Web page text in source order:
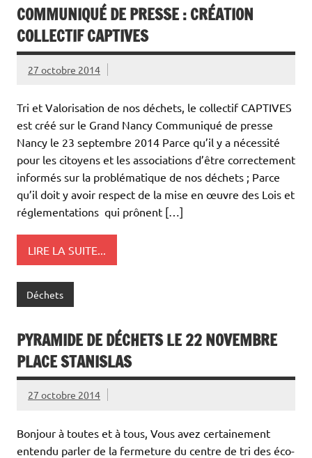
COMMUNIQUÉ DE PRESSE : CRÉATION
COLLECTIF CAPTIVES
27 octobre 2014
Tri et Valorisation de nos déchets, le collectif CAPTIVES
est créé sur le Grand Nancy Communiqué de presse
Nancy le 23 septembre 2014 Parce qu’il y a nécessité
pour les citoyens et les associations d’être correctement
informés sur la problématique de nos déchets ; Parce
qu’il doit y avoir respect de la mise en œuvre des Lois et
réglementations qui prônent […]
LIRE LA SUITE...
Déchets
PYRAMIDE DE DÉCHETS LE 22 NOVEMBRE
PLACE STANISLAS
27 octobre 2014
Bonjour à toutes et à tous, Vous avez certainement
entendu parler de la fermeture du centre de tri des éco-